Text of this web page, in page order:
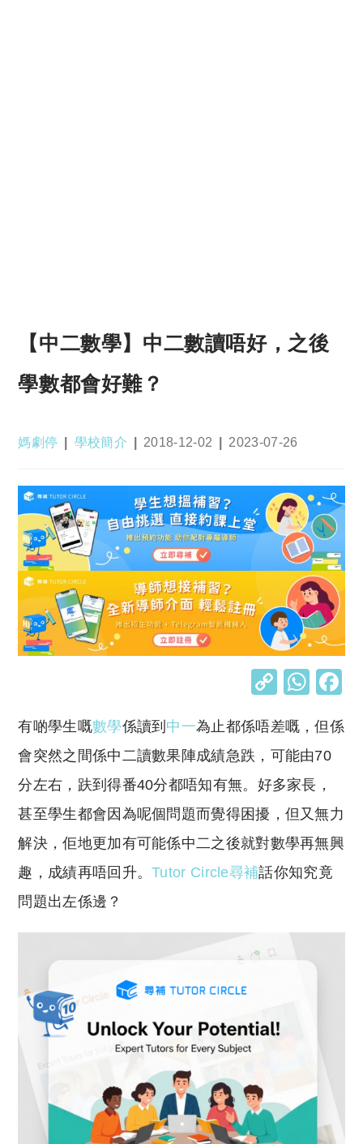
【中二數學】中二數讀唔好，之後
學數都會好難？
Post
媽劇停
Post
學校簡介
Post
2018-12-02
Post
2023-07-26
C
p
y
Li
n
k
W
at
s
A
p
p
有啲學生嘅數學係讀到 中一為止都係唔差嘅，但係
會突然之間係中二讀數果陣成績急跌，可能由70
分左右，趺到得番40分都唔知有無。好多家長，
甚至學生都會因為呢個問題而覺得困擾，但又無力
解決，佢地更加有可能係中二之後就對數學再無興
趣，成績再唔回升。Tutor Circle尋補話你知究竟
問題出左係邊？